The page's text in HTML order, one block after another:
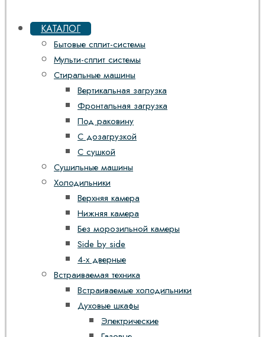
КАТАЛОГ
Бытовые сплит-системы
Мульти-сплит системы
Стиральные машины
Вертикальная загрузка
Фронтальная загрузка
Под раковину
С дозагрузкой
С сушкой
Сушильные машины
Холодильники
Верхняя камера
Нижняя камера
Без морозильной камеры
Side by side
4-х дверные
Встраиваемая техника
Встраиваемые холодильники
Духовые шкафы
Электрические